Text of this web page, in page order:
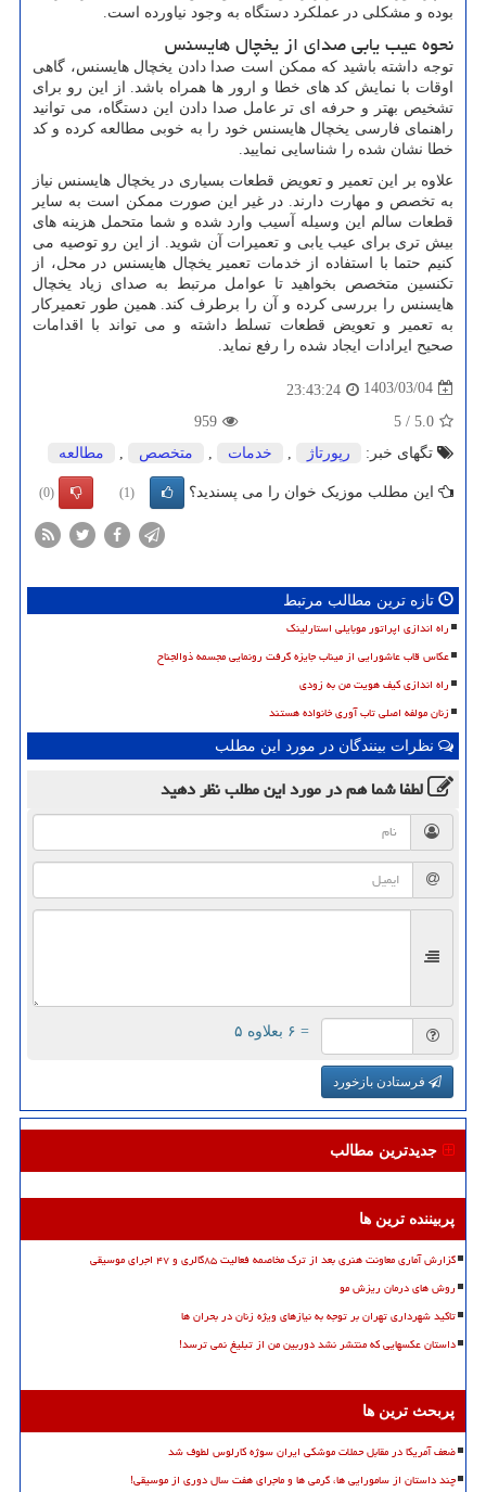
بوده و مشکلی در عملکرد دستگاه به وجود نیاورده است.
نحوه عیب یابی صدای از یخچال هایسنس
توجه داشته باشید که ممکن است صدا دادن یخچال هایسنس، گاهی
اوقات با نمایش کد های خطا و ارور ها همراه باشد. از این رو برای
تشخیص بهتر و حرفه ای تر عامل صدا دادن این دستگاه، می توانید
راهنمای فارسی یخچال هایسنس خود را به خوبی مطالعه کرده و کد
خطا نشان شده را شناسایی نمایید.
علاوه بر این تعمیر و تعویض قطعات بسیاری در یخچال هایسنس نیاز
به تخصص و مهارت دارند. در غیر این صورت ممکن است به سایر
قطعات سالم این وسیله آسیب وارد شده و شما متحمل هزینه های
بیش تری برای عیب یابی و تعمیرات آن شوید. از این رو توصیه می
کنیم حتما با استفاده از خدمات تعمیر یخچال هایسنس در محل، از
تکنسین متخصص بخواهید تا عوامل مرتبط به صدای زیاد یخچال
هایسنس را بررسی کرده و آن را برطرف کند. همین طور تعمیرکار
به تعمیر و تعویض قطعات تسلط داشته و می تواند با اقدامات
صحیح ایرادات ایجاد شده را رفع نماید.
1403/03/04
23:43:24
5.0
/
5
959
تگهای خبر:
رپورتاژ خدمات متخصص مطالعه
این مطلب موزیک خوان را می پسندید؟ (1)
(0)
تازه ترین مطالب مرتبط
راه اندازی اپراتور موبایلی استارلینک
عکاس قاب عاشورایی از میناب جایزه گرفت رونمایی مجسمه ذوالجناح
راه اندازی کیف هویت من به زودی
زنان مولفه اصلی تاب آوری خانواده هستند
نظرات بینندگان در مورد این مطلب
لطفا شما همدر مورد این مطلبنظر دهید
= ۶ بعلاوه ۵
فرستادن بازخورد
جدیدترین مطالب
پربیننده ترین ها
گزارش آماری معاونت هنری بعد از ترک مخاصمه فعالیت ۸۵گالری و ۴۷ اجرای موسیقی
روش های درمان ریزش مو
تاکید شهرداری تهران بر توجه به نیازهای ویژه زنان در بحران ها
داستان عکسهایی که منتشر نشد دوربین من از تبلیغ نمی ترسد!
پربحث ترین ها
ضعف آمریکا در مقابل حملات موشکی ایران سوژه کارلوس لطوف شد
چند داستان از سامورایی ها، گرمی ها و ماجرای هفت سال دوری از موسیقی!